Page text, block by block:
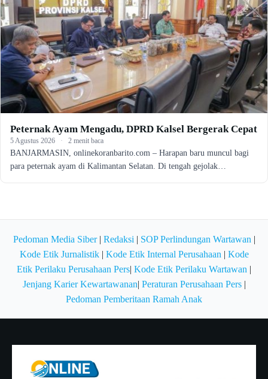
Peternak Ayam Mengadu, DPRD Kalsel Bergerak Cepat
5 Agustus 2026 · 2 menit baca
BANJARMASIN, onlinekoranbarito.com – Harapan baru muncul bagi
para peternak ayam di Kalimantan Selatan. Di tengah gejolak…
Pedoman Media Siber| Redaksi | SOP Perlindungan Wartawan |
Kode Etik Jurnalistik| Kode Etik Internal Perusahaan | Kode
Etik Perilaku Perusahaan Pers| Kode Etik Perilaku Wartawan |
Jenjang Karier Kewartawanan| Peraturan Perusahaan Pers|
Pedoman Pemberitaan Ramah Anak